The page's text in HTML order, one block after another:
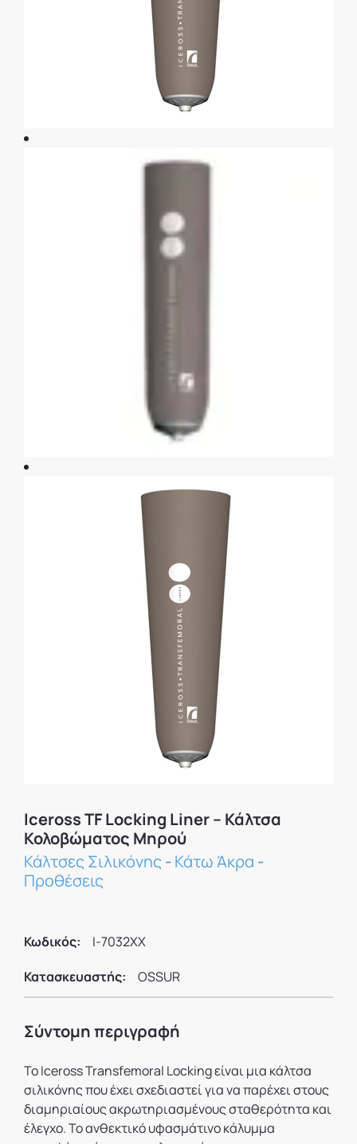
Iceross TF Locking Liner – Κάλτσα
Κολοβώματος Μηρού
Κάλτσες Σιλικόνης-Κάτω Άκρα -
Προθέσεις
Κωδικός:
I-7032XX
Κατασκευαστής:
OSSUR
Σύντομη περιγραφή
Το Iceross Transfemoral Locking είναι μια κάλτσα
σιλικόνης που έχει σχεδιαστεί για να παρέχει στους
διαμηριαίους ακρωτηριασμένους σταθερότητα και
έλεγχο. Το ανθεκτικό υφασμάτινο κάλυμμα